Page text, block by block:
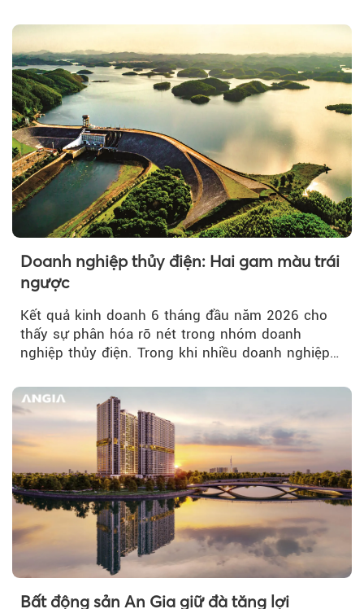
Doanh nghiệp thủy điện: Hai gam màu trái
ngược
Kết quả kinh doanh 6 tháng đầu năm 2026 cho
thấy sự phân hóa rõ nét trong nhóm doanh
nghiệp thủy điện. Trong khi nhiều doanh nghiệp
Bất động sản An Gia giữ đà tăng lợi